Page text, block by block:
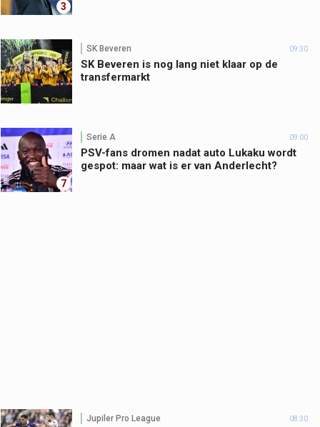
3
SK Beveren 09:30
SK Beveren is nog lang niet klaar op de
transfermarkt
7
Serie A 09:00
PSV-fans dromen nadat auto Lukaku wordt
gespot: maar wat is er van Anderlecht?
Jupiler Pro League 08:30